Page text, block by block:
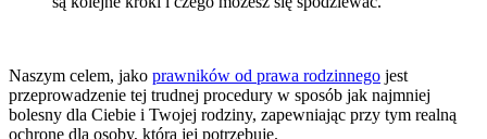
Naszym celem, jako prawników od prawa rodzinnego jest
przeprowadzenie tej trudnej procedury w sposób jak najmniej
bolesny dla Ciebie i Twojej rodziny, zapewniając przy tym realną
ochronę dla osoby, która jej potrzebuje.